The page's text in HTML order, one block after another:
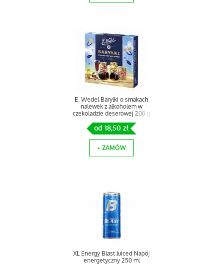
E. Wedel Baryłki o smakach
nalewek z alkoholem w
czekoladzie deserowej 200 g
od 18,50 zł
+ ZAMÓW
XL Energy Blast Juiced Napój
energetyczny 250 ml